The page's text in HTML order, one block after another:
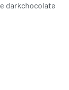
darkchocolate